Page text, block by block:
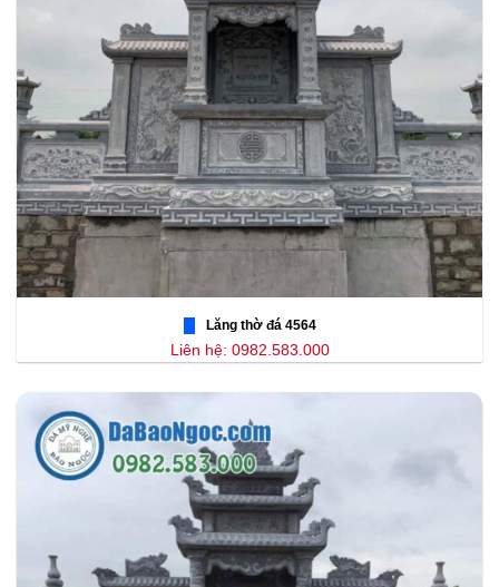
Lăng thờ đá 4564
Liên hệ: 0982.583.000